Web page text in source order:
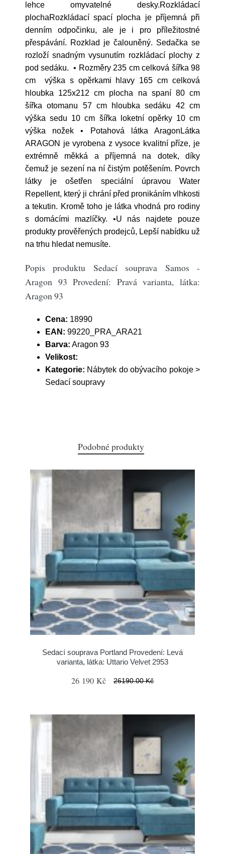
lehce omyvatelné desky.Rozkládací
plochaRozkládací spací plocha je příjemná při
denním odpočinku, ale je i pro příležitostné
přespávání. Rozklad je čalouněný. Sedačka se
rozloží snadným vysunutím rozkládací plochy z
pod sedáku. • Rozměry 235 cm celková šířka 98
cm výška s opěrkami hlavy 165 cm celková
hloubka 125x212 cm plocha na spaní 80 cm
šířka otomanu 57 cm hloubka sedáku 42 cm
výška sedu 10 cm šířka loketní opěrky 10 cm
výška nožek • Potahová látka AragonLátka
ARAGON je vyrobena z vysoce kvalitní příze, je
extrémně měkká a příjemná na dotek, díky
čemuž je sezení na ní čistým potěšením. Povrch
látky je ošetřen speciální úpravou Water
Repellent, který ji chrání před pronikáním vlhkosti
a tekutin. Kromě toho je látka vhodná pro rodiny
s domácími mazlíčky. •U nás najdete pouze
produkty prověřených prodejců, Lepší nabídku už
na trhu hledat nemusíte.
Popis produktu Sedací souprava Samos -
Aragon 93 Provedení: Pravá varianta, látka:
Aragon 93
Cena: 18990
EAN: 99220_PRA_ARA21
Barva: Aragon 93
Velikost:
Kategorie: Nábytek do obývacího pokoje >
Sedací soupravy
Podobné produkty
Sedací souprava Portland Provedení: Levá
varianta, látka: Uttario Velvet 2953
26 190 Kč 26190.00 Kč